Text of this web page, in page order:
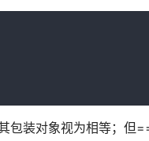
包装对象视为相等；但